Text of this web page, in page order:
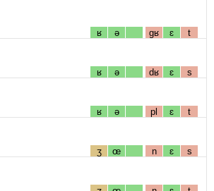
ʁ ə gʁ ɛ t
ʁ ə dʁ ɛ s
ʁ ə pl ɛ t
ʒ œ n ɛ s